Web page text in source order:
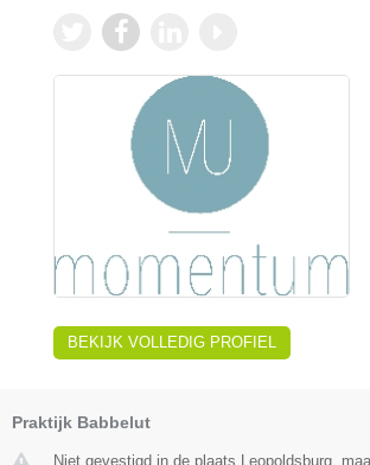
BEKIJK VOLLEDIG PROFIEL
Praktijk Babbelut
Niet gevestigd in de plaats Leopoldsburg,